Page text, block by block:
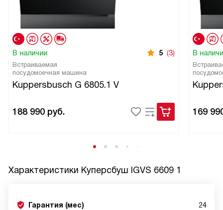
В наличии 5 (3)
Встраиваемая
посудомоечная машина
Kuppersbusch G 6805.1 V
188 990 руб.
В
169
Характеристики Куперсбуш IGVS 6609 1
Гарантия (мес) 24